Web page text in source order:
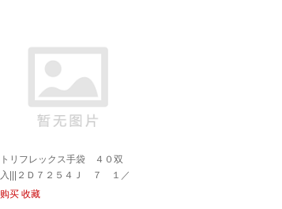
トリフレックス手袋 ４０双
入|||２Ｄ７２５４Ｊ ７ １／
２届出/7 1/2通知2D7254J的|鸟
购买 收藏